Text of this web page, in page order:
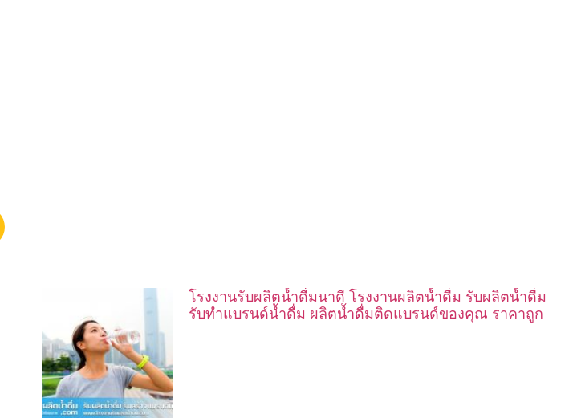
โรงงานรับผลิตน้ำดื่มนาดี โรงงานผลิตน้ำดื่ม รับผลิตน้ำดื่ม
รับทำแบรนด์น้ำดื่ม ผลิตน้ำดื่มติดแบรนด์ของคุณ ราคาถูก